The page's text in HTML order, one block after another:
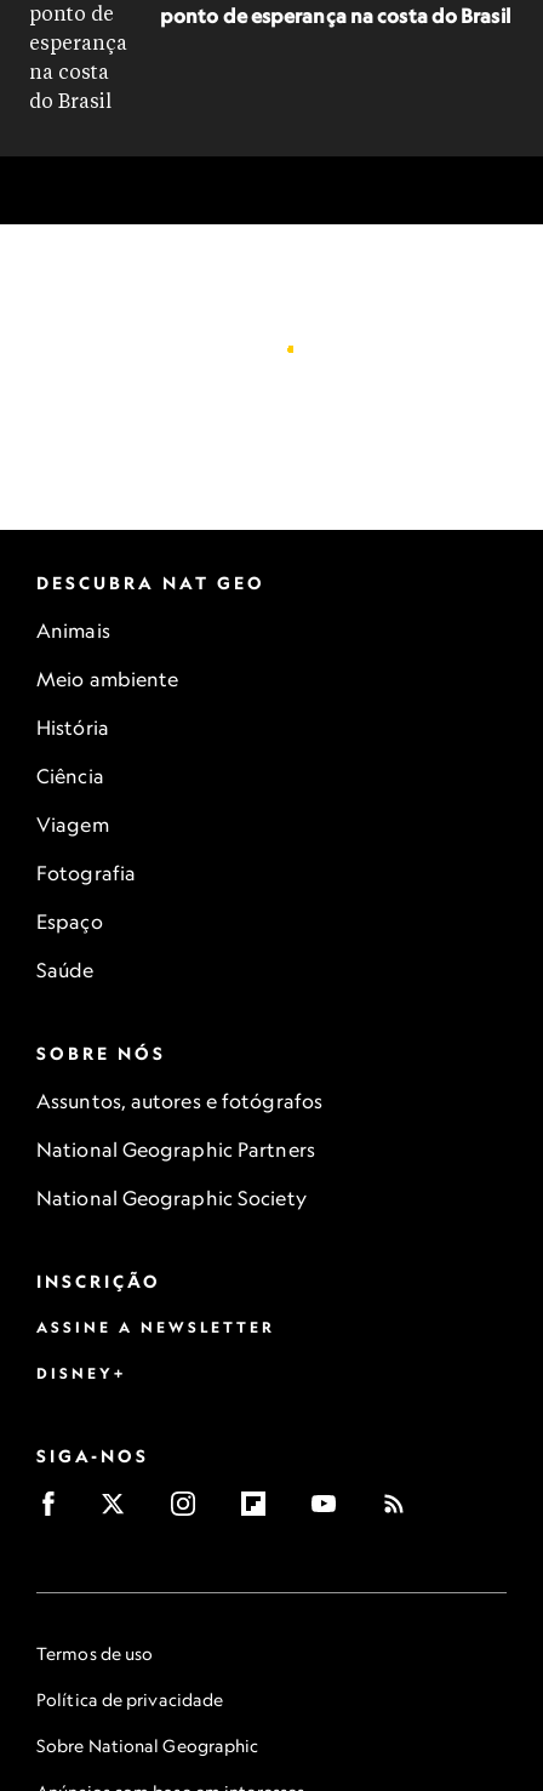
ponto de esperança na costa do Brasil
DESCUBRA NAT GEO
Animais
Meio ambiente
História
Ciência
Viagem
Fotografia
Espaço
Saúde
SOBRE NÓS
Assuntos, autores e fotógrafos
National Geographic Partners
National Geographic Society
INSCRIÇÃO
ASSINE A NEWSLETTER
DISNEY+
SIGA-NOS
Termos de uso
Política de privacidade
Sobre National Geographic